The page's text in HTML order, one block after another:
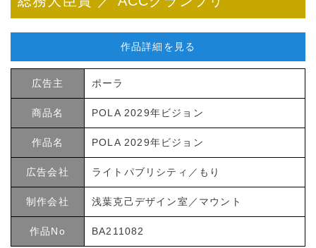
作品詳細を見る
広告主 ポーラ
商品名 POLA 2029年ビジョン
作品名 POLA 2029年ビジョン
広告会社 ライトパブリシティ／もり
制作会社 浅葉克己デザイン室／マウント
作品No BA211082